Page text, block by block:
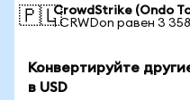
🇵🇱CrowdStrike (Ondo
1 CRWDon равен 3
Конвертируйте
в USD